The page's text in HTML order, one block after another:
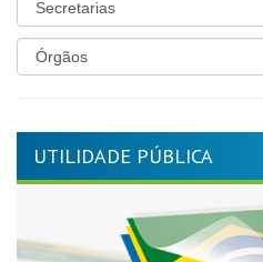
UTILIDADE PÚBLICA